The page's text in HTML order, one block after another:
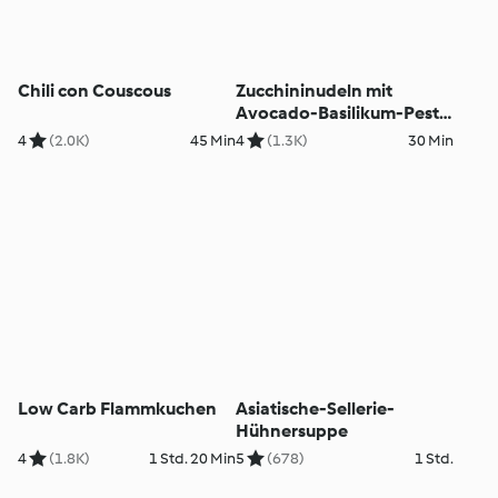
Chili con Couscous
4 (2.0K) 45 Min
Zucchininudeln mit
Avocado-Basilikum-Pesto
und Sesamlachs
4 (1.3K) 30 Min
Low Carb Flammkuchen
4 (1.8K) 1 Std. 20 Min
Asiatische-Sellerie-
Hühnersuppe
5 (678) 1 Std.